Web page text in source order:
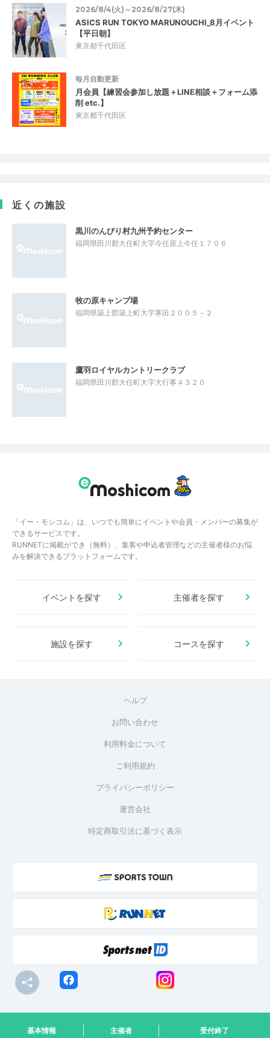
基本情報 主催者 受付終了
2026/8/4(火)～2026/8/27(木)
ASICS RUN TOKYO MARUNOUCHI_8月イベント
【平日朝】
東京都千代田区
毎月自動更新
月会員【練習会参加し放題＋LINE相談＋フォーム添
削 etc.】
東京都千代田区
近くの施設
黒川のんびり村九州予約センター
福岡県田川郡大任町大字今任原上今任１７０６
牧の原キャンプ場
福岡県築上郡築上町大字寒田２００５－２
鷹羽ロイヤルカントリークラブ
福岡県田川郡大任町大字大行事４３２０
「イー・モシコム」は、いつでも簡単にイベントや会員・メンバーの募集が
できるサービスです。
RUNNETに掲載ができ（無料）、集客や申込者管理などの主催者様のお悩
みを解決できるプラットフォームです。
イベントを探す 主催者を探す
施設を探す コースを探す
ヘルプ
お問い合わせ
利用料金について
ご利用規約
プライバシーポリシー
運営会社
特定商取引法に基づく表示